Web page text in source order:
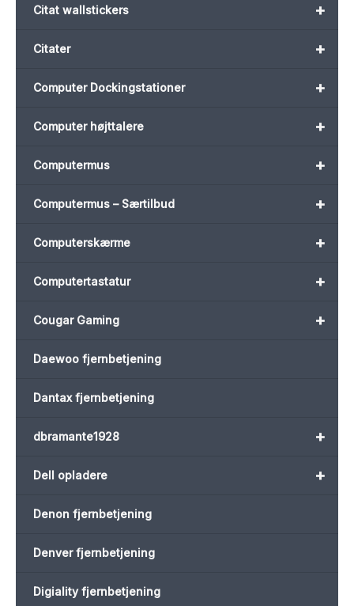
+
Citat wallstickers
+
Citater
+
Computer Dockingstationer
+
Computer højttalere
+
Computermus
+
Computermus – Særtilbud
+
Computerskærme
+
Computertastatur
+
Cougar Gaming
Daewoo fjernbetjening
Dantax fjernbetjening
+
dbramante1928
+
Dell opladere
Denon fjernbetjening
Denver fjernbetjening
Digiality fjernbetjening